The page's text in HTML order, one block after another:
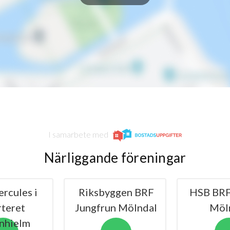
I samarbete med
Närliggande föreningar
i
Riksbyggen BRF
Jungfrun Mölndal
HSB